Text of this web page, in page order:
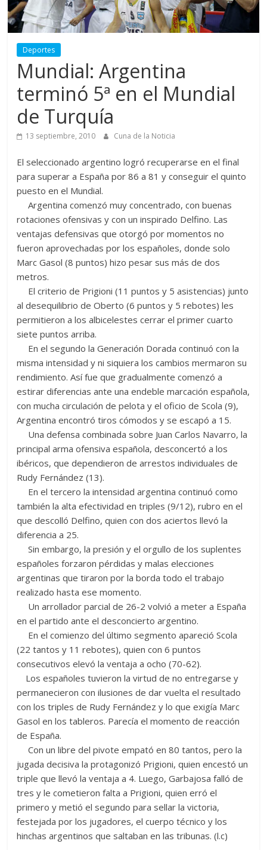
Deportes
Mundial: Argentina
terminó 5ª en el Mundial
de Turquía
13 septiembre, 2010 Cuna de la Noticia
El seleccionado argentino logró recuperarse en el final
para superar a España por 86 a 81 y conseguir el quinto
puesto en el Mundial.
Argentina comenzó muy concentrado, con buenas
rotaciones ofensivas y con un inspirado Delfino. Las
ventajas defensivas que otorgó por momentos no
fueron aprovechadas por los españoles, donde solo
Marc Gasol (8 puntos) hizo pesar sus más de dos
metros.
El criterio de Prigioni (11 puntos y 5 asistencias) junto
al desequilibrio de Oberto (6 puntos y 5 rebotes) les
permitieron a los albicelestes cerrar el primer cuarto
siete puntos arriba.
En el segundo la Generación Dorada continuó con la
misma intensidad y ni siquiera los cambios mermaron su
rendimiento. Así fue que gradualmente comenzó a
estirar diferencias ante una endeble marcación española,
con mucha circulación de pelota y el oficio de Scola (9),
Argentina encontró tiros cómodos y se escapó a 15.
Una defensa combinada sobre Juan Carlos Navarro, la
principal arma ofensiva española, desconcertó a los
ibéricos, que dependieron de arrestos individuales de
Rudy Fernández (13).
En el tercero la intensidad argentina continuó como
también la alta efectividad en triples (9/12), rubro en el
que descolló Delfino, quien con dos aciertos llevó la
diferencia a 25.
Sin embargo, la presión y el orgullo de los suplentes
españoles forzaron pérdidas y malas elecciones
argentinas que tiraron por la borda todo el trabajo
realizado hasta ese momento.
Un arrollador parcial de 26-2 volvió a meter a España
en el partido ante el desconcierto argentino.
En el comienzo del último segmento apareció Scola
(22 tantos y 11 rebotes), quien con 6 puntos
consecutivos elevó la ventaja a ocho (70-62).
Los españoles tuvieron la virtud de no entregarse y
permanecieron con ilusiones de dar vuelta el resultado
con los triples de Rudy Fernández y lo que exigía Marc
Gasol en los tableros. Parecía el momento de reacción
de España.
Con un libre del pivote empató en 80 tantos, pero la
jugada decisiva la protagonizó Prigioni, quien encestó un
triple que llevó la ventaja a 4. Luego, Garbajosa falló de
tres y le cometieron falta a Prigioni, quien erró el
primero y metió el segundo para sellar la victoria,
festejada por los jugadores, el cuerpo técnico y los
hinchas argentinos que saltaban en las tribunas. (l.c)